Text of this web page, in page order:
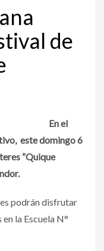
de
En el
este domingo 6
“Quique
podrán disfrutar
la Escuela N°